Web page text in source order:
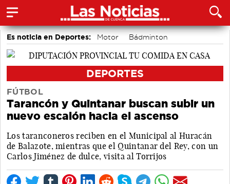
Es noticia en Deportes: Motor
Bádminton
Bolos conquenses
DEPORTES
FÚTBOL
Tarancón y Quintanar buscan subir un
nuevo escalón hacia el ascenso
Los taranconeros reciben en el Municipal al Huracán
de Balazote, mientras que el Quintanar del Rey, con un
Carlos Jiménez de dulce, visita al Torrijos